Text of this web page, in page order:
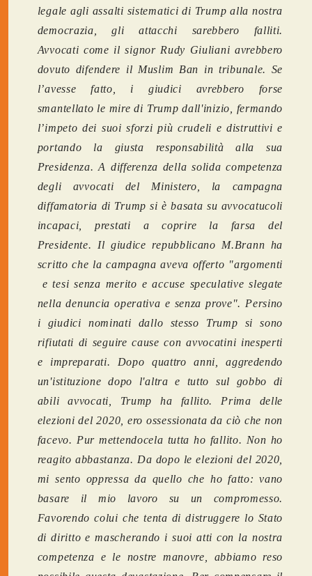
legale agli assalti sistematici di Trump alla nostra
democrazia, gli attacchi sarebbero falliti.
Avvocati come il signor Rudy Giuliani avrebbero
dovuto difendere il Muslim Ban in tribunale. Se
l’avesse fatto, i giudici avrebbero forse
smantellato le mire di Trump dall'inizio, fermando
l’impeto dei suoi sforzi più crudeli e distruttivi e
portando la giusta responsabilità alla sua
Presidenza. A differenza della solida competenza
degli avvocati del Ministero, la campagna
diffamatoria di Trump si è basata su avvocatucoli
incapaci, prestati a coprire la farsa del
Presidente. Il giudice repubblicano M.Brann ha
scritto che la campagna aveva offerto "argomenti
e tesi senza merito e accuse speculative slegate
nella denuncia operativa e senza prove". Persino
i giudici nominati dallo stesso Trump si sono
rifiutati di seguire cause con avvocatini inesperti
e impreparati. Dopo quattro anni, aggredendo
un'istituzione dopo l'altra e tutto sul gobbo di
abili avvocati, Trump ha fallito. Prima delle
elezioni del 2020, ero ossessionata da ciò che non
facevo. Pur mettendocela tutta ho fallito. Non ho
reagito abbastanza. Da dopo le elezioni del 2020,
mi sento oppressa da quello che ho fatto: vano
basare il mio lavoro su un compromesso.
Favorendo colui che tenta di distruggere lo Stato
di diritto e mascherando i suoi atti con la nostra
competenza e le nostre manovre, abbiamo reso